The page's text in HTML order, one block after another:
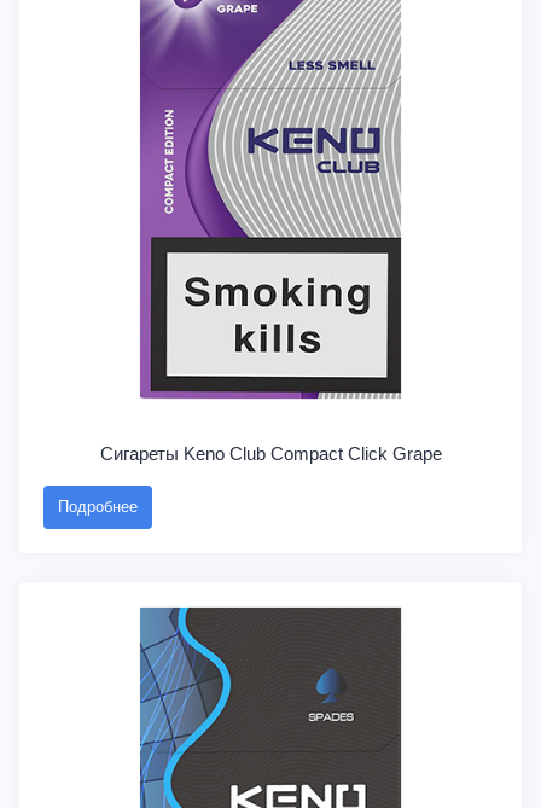
Сигареты Keno Club Compact Click Grape
Подробнее